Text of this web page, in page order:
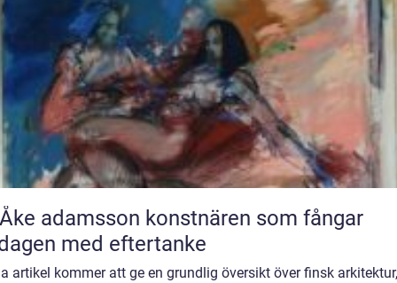
konstnären som fångar
med eftertanke
artikel kommer att ge en grundlig översikt över finsk arkitektur,